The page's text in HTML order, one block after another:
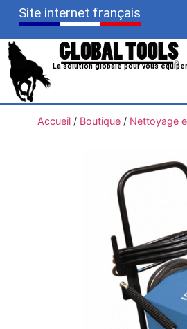
Site internet français
La solution globale pour vous équiper
Accueil/ Boutique/ Nettoyage